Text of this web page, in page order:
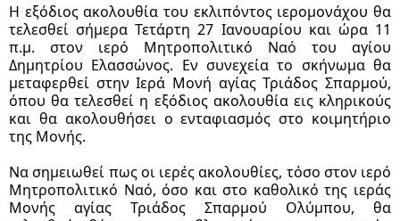
Η εξόδιος ακολουθία του εκλιπόντος ιερομονάχου θα
τελεσθεί σήμερα Τετάρτη 27 Ιανουαρίου και ώρα 11
π.μ. στον ιερό Μητροπολιτικό Ναό του αγίου
Δημητρίου Ελασσώνος. Εν συνεχεία το σκήνωμα θα
μεταφερθεί στην Ιερά Μονή αγίας Τριάδος Σπαρμού,
όπου θα τελεσθεί η εξόδιος ακολουθία εις κληρικούς
και θα ακολουθήσει ο ενταφιασμός στο κοιμητήριο
της Μονής.
Να σημειωθεί πως οι ιερές ακολουθίες, τόσο στον ιερό
Μητροπολιτικό Ναό, όσο και στο καθολικό της ιεράς
Μονής αγίας Τριάδος Σπαρμού Ολύμπου, θα